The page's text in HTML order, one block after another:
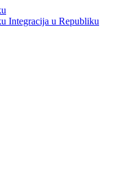
Integracija u Republiku